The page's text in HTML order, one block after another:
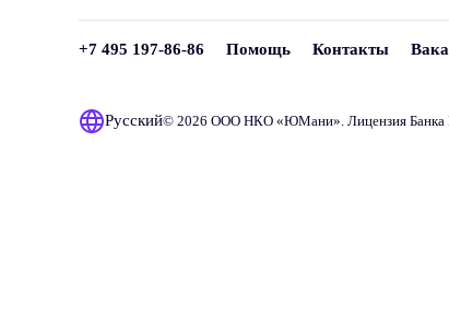
+7 495 197-86-86 Помощь Контакты
Русский© 2026 ООО НКО «ЮМани». Лицензия